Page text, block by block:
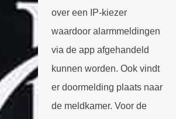
over een IP-kiezer
waardoor alarmmeldingen
via de app afgehandeld
kunnen worden. Ook vindt
er doormelding plaats naar
de meldkamer. Voor de